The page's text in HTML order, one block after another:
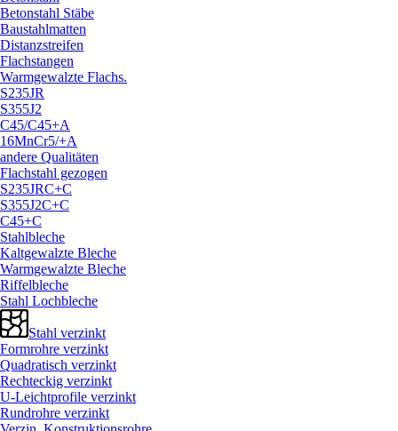
Betonstahl Stäbe
Baustahlmatten
Distanzstreifen
Flachstangen
Warmgewalzte Flachs.
S235JR
S355J2
C45/C45+A
16MnCr5/+A
andere Qualitäten
Flachstahl gezogen
S235JRC+C
S355J2C+C
C45+C
Stahlbleche
Kaltgewalzte Bleche
Warmgewalzte Bleche
Riffelbleche
Stahl Lochbleche
Stahl verzinkt
Formrohre verzinkt
Quadratisch verzinkt
Rechteckig verzinkt
U-Leichtprofile verzinkt
Rundrohre verzinkt